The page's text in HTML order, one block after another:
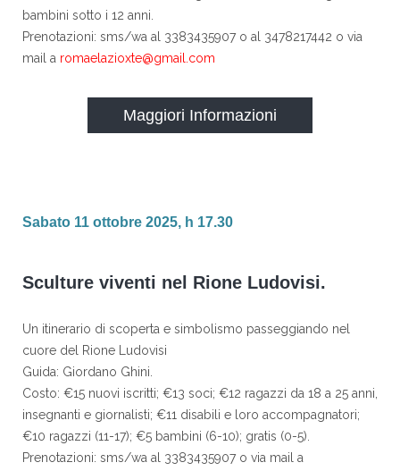
bambini sotto i 12 anni.
Prenotazioni: sms/wa al 3383435907 o al 3478217442 o via
mail a romaelazioxte@gmail.com
Maggiori Informazioni
Sabato 11 ottobre 2025, h 17.30
Sculture viventi nel Rione Ludovisi.
Un itinerario di scoperta e simbolismo passeggiando nel
cuore del Rione Ludovisi
Guida: Giordano Ghini.
Costo: €15 nuovi iscritti; €13 soci; €12 ragazzi da 18 a 25 anni,
insegnanti e giornalisti; €11 disabili e loro accompagnatori;
€10 ragazzi (11-17); €5 bambini (6-10); gratis (0-5).
Prenotazioni: sms/wa al 3383435907 o via mail a